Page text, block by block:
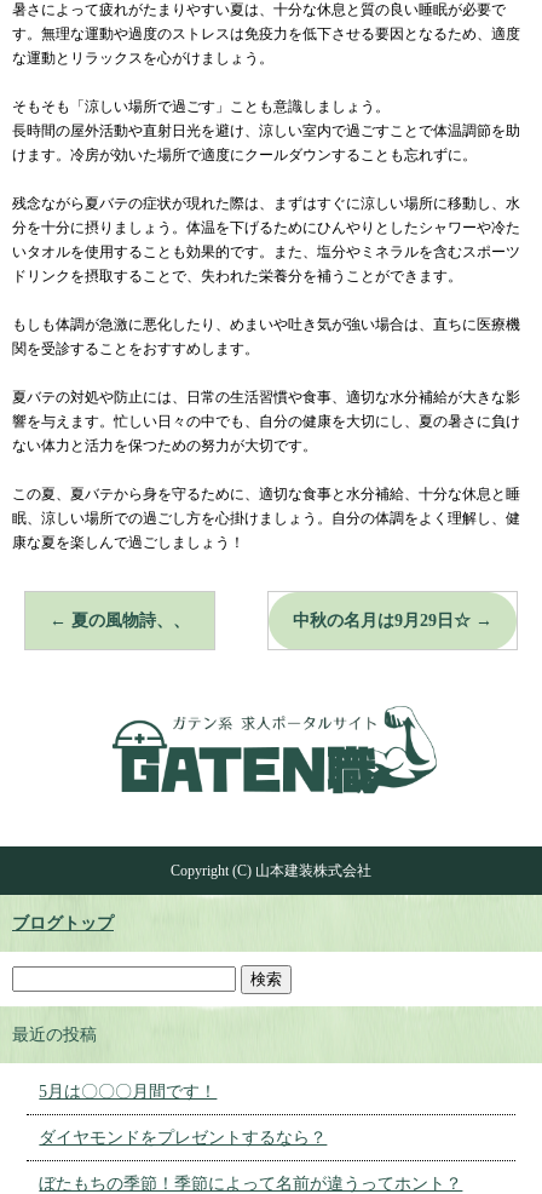
暑さによって疲れがたまりやすい夏は、十分な休息と質の良い睡眠が必要で
す。無理な運動や過度のストレスは免疫力を低下させる要因となるため、適度
な運動とリラックスを心がけましょう。
そもそも「涼しい場所で過ごす」ことも意識しましょう。
長時間の屋外活動や直射日光を避け、涼しい室内で過ごすことで体温調節を助
けます。冷房が効いた場所で適度にクールダウンすることも忘れずに。
残念ながら夏バテの症状が現れた際は、まずはすぐに涼しい場所に移動し、水
分を十分に摂りましょう。体温を下げるためにひんやりとしたシャワーや冷た
いタオルを使用することも効果的です。また、塩分やミネラルを含むスポーツ
ドリンクを摂取することで、失われた栄養分を補うことができます。
もしも体調が急激に悪化したり、めまいや吐き気が強い場合は、直ちに医療機
関を受診することをおすすめします。
夏バテの対処や防止には、日常の生活習慣や食事、適切な水分補給が大きな影
響を与えます。忙しい日々の中でも、自分の健康を大切にし、夏の暑さに負け
ない体力と活力を保つための努力が大切です。
この夏、夏バテから身を守るために、適切な食事と水分補給、十分な休息と睡
眠、涼しい場所での過ごし方を心掛けましょう。自分の体調をよく理解し、健
康な夏を楽しんで過ごしましょう！
← 夏の風物詩、、 中秋の名月は9月29日☆ →
Copyright (C) 山本建装株式会社
ブログトップ
最近の投稿
5月は〇〇〇月間です！
ダイヤモンドをプレゼントするなら？
ぼたもちの季節！季節によって名前が違うってホント？